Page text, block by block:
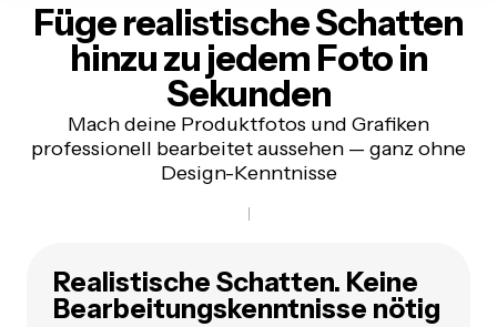
Füge realistische Schatten
hinzuzu jedem Foto in
Sekunden
Mach deine Produktfotos und Grafiken
professionell bearbeitet aussehen — ganz ohne
Design-Kenntnisse
Realistische Schatten. Keine
Bearbeitungskenntnisse nötig